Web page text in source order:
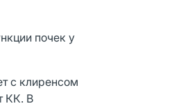
почек у
с клиренсом
КК. В